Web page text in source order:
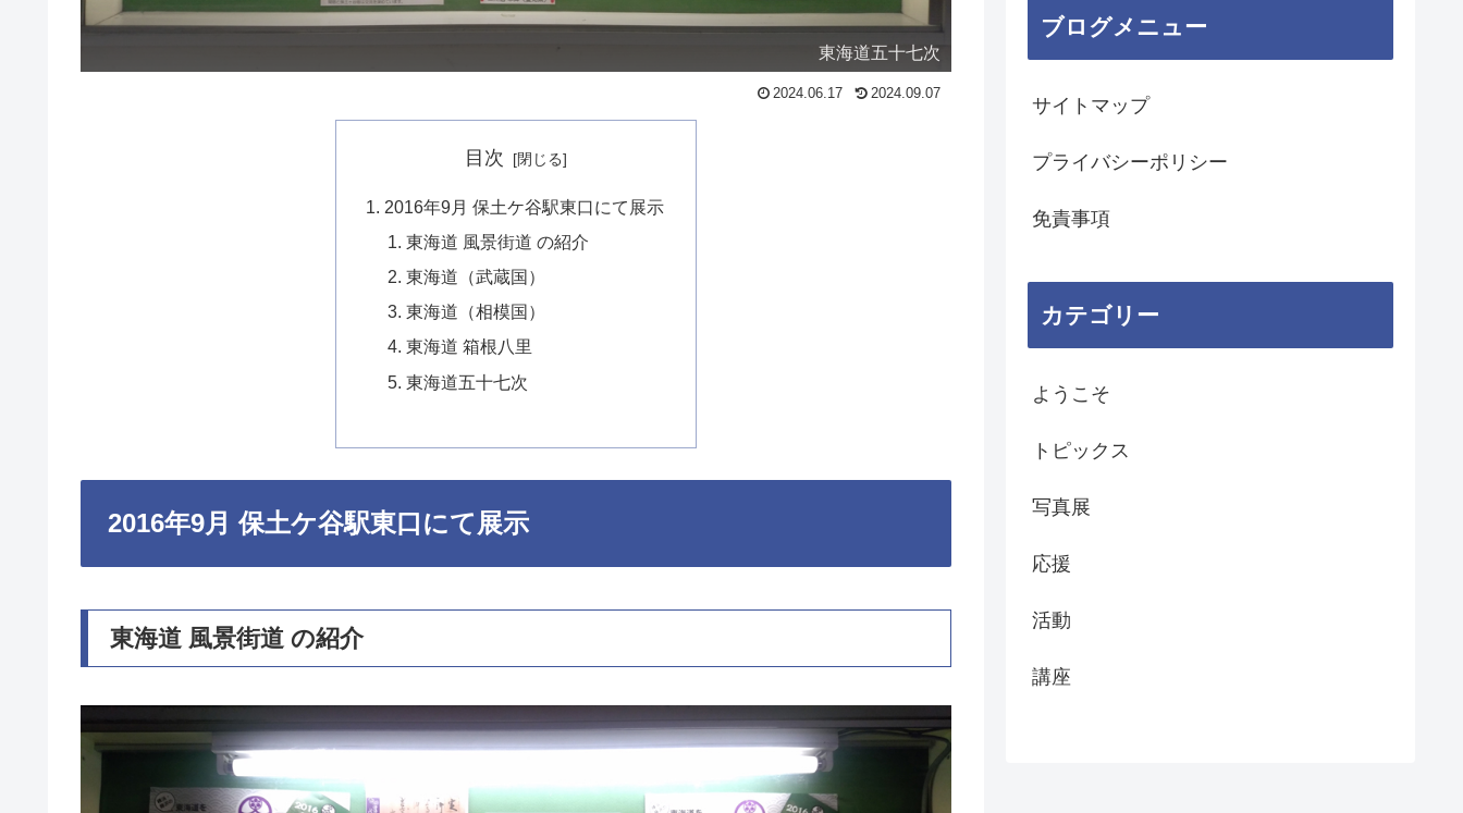
東海道五十七次
2024.06.17 2024.09.07
目次
2016年9月 保土ケ谷駅東口にて展示
東海道 風景街道 の紹介
東海道（武蔵国）
東海道（相模国）
東海道 箱根八里
東海道五十七次
2016年9月 保土ケ谷駅東口にて展示
東海道 風景街道 の紹介
ブログメニュー
サイトマップ
プライバシーポリシー
免責事項
カテゴリー
ようこそ
トピックス
写真展
応援
活動
講座